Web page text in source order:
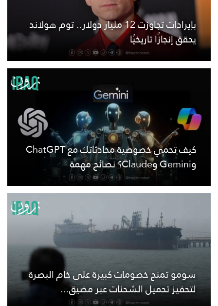
بإيرادات تجاوزت 12 مليار دولار.. توم هولاند
يحقق إنجازًا تاريخيًا
كيف تحمي خصوصية محادثاتك مع ChatGPT
وGemini وClaude؟ نصائح مهمة
سومو تمنح خصومات كبيرة على خام البصرة
لتحفيز تحميل الشحنات عبر مضيق...